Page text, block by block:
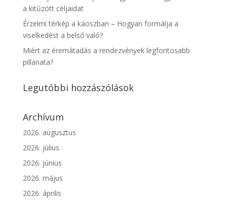
a kitűzött céljaidat
Érzelmi térkép a káoszban – Hogyan formálja a
viselkedést a belső való?
Miért az éremátadás a rendezvények legfontosabb
pillanata?
Legutóbbi hozzászólások
Archívum
2026. augusztus
2026. július
2026. június
2026. május
2026. április